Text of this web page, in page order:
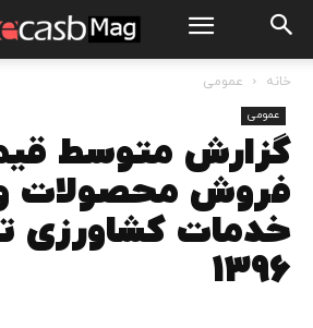
خانه عمومی
عمومی
گزارش متوسط
فروش محصولات
خدمات کشاورزی
۱۳۹۶